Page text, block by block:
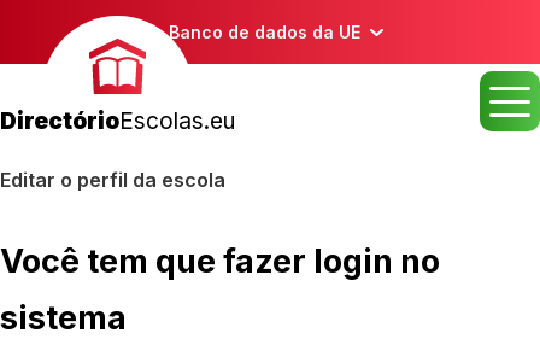
Banco de dados da UE
DirectórioEscolas.eu
Editar o perfil da escola
Você tem que fazer login no
sistema